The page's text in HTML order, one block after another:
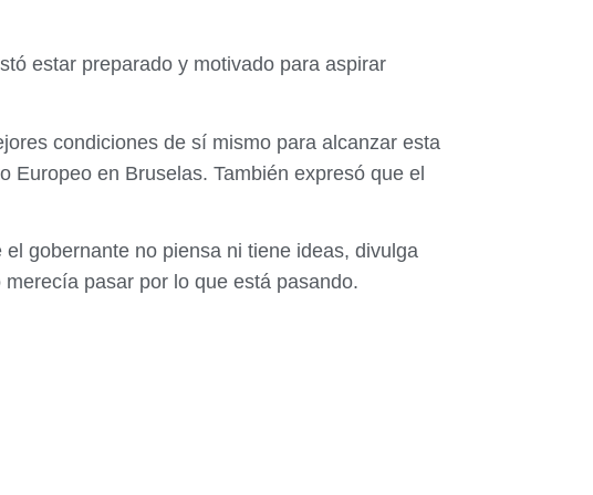
estar preparado y motivado para aspirar
condiciones de sí mismo para alcanzar esta
Europeo en Bruselas. También expresó que el
gobernante no piensa ni tiene ideas, divulga
pasar por lo que está pasando.